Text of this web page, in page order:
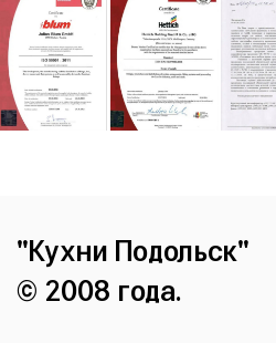
"Кухни Подольск"
© 2008 года.